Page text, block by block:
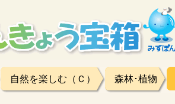
自然を楽しむ（Ｃ） 森林･植物